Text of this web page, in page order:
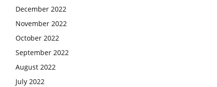
December 2022
November 2022
October 2022
September 2022
August 2022
July 2022